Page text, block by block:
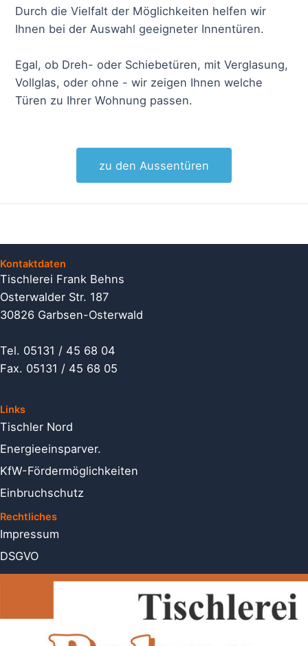
Durch die Vielfalt der Möglichkeiten helfen wir
Ihnen bei der Auswahl geeigneter Innentüren.
Egal, ob Dreh- oder Schiebetüren, mit Verglasung,
Vollglas, oder ohne - wir zeigen Ihnen welche
Türen zu Ihrer Wohnung passen.
zu den Aussentüren
Kontaktdaten
Tischlerei Frank Behns
Osterwalder Str. 187
30826 Garbsen-Osterwald
Tel. 05131 / 45 68 04
Fax. 05131 / 45 68 05
Links
Tischler Nord
Energieein­sparver.
KfW-Förder­möglichkeiten
Einbruch­schutz
Rechtliches
Impressum
DSGVO